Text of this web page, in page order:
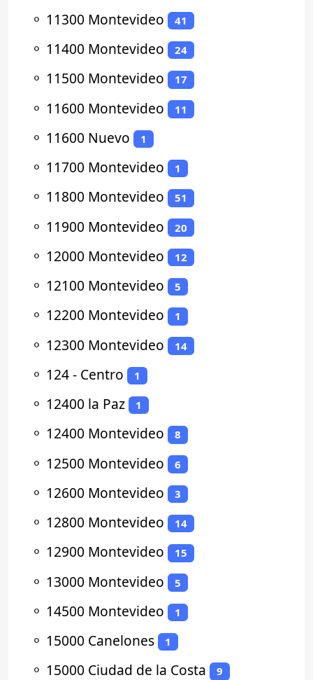
⚬ 11300 Montevideo 41
⚬ 11400 Montevideo 24
⚬ 11500 Montevideo 17
⚬ 11600 Montevideo 11
⚬ 11600 Nuevo 1
⚬ 11700 Montevideo 1
⚬ 11800 Montevideo 51
⚬ 11900 Montevideo 20
⚬ 12000 Montevideo 12
⚬ 12100 Montevideo 5
⚬ 12200 Montevideo 1
⚬ 12300 Montevideo 14
⚬ 124 - Centro 1
⚬ 12400 la Paz 1
⚬ 12400 Montevideo 8
⚬ 12500 Montevideo 6
⚬ 12600 Montevideo 3
⚬ 12800 Montevideo 14
⚬ 12900 Montevideo 15
⚬ 13000 Montevideo 5
⚬ 14500 Montevideo 1
⚬ 15000 Canelones 1
⚬ 15000 Ciudad de la Costa 9